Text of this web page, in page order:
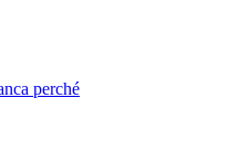
perché